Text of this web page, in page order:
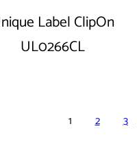
Label ClipOn
UL0266CL
1 2 3